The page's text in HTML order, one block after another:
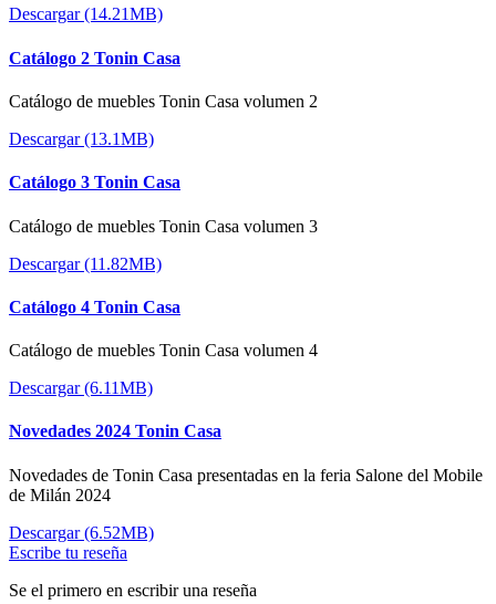
Descargar (14.21MB)
Catálogo 2 Tonin Casa
Catálogo de muebles Tonin Casa volumen 2
Descargar (13.1MB)
Catálogo 3 Tonin Casa
Catálogo de muebles Tonin Casa volumen 3
Descargar (11.82MB)
Catálogo 4 Tonin Casa
Catálogo de muebles Tonin Casa volumen 4
Descargar (6.11MB)
Novedades 2024 Tonin Casa
Novedades de Tonin Casa presentadas en la feria Salone del Mobile
de Milán 2024
Descargar (6.52MB)
Escribe tu reseña
Se el primero en escribir una reseña